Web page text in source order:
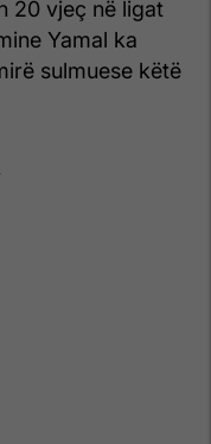
20 vjeç në ligat
Yamal ka
sulmuese këtë